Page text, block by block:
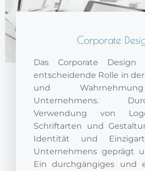
Corporate
Das Corporate Design
entscheidende Rolle in
und
Unternehmens.
Verwendung von
Schriftarten und
Identität und
Unternehmens geprägt
Ein durchgängiges und